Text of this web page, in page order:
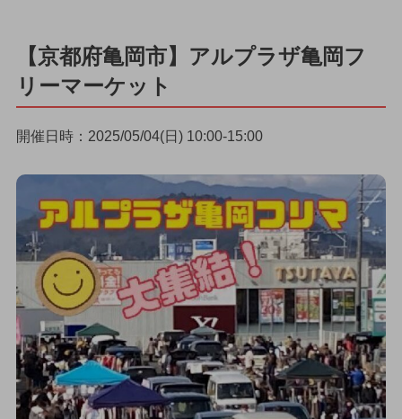
【京都府亀岡市】アルプラザ亀岡フ
リーマーケット
開催日時：2025/05/04(日) 10:00-15:00